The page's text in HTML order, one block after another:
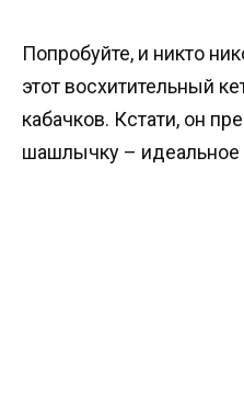
Попробуйте, и никто
этот восхитительный
кабачков. Кстати, он
шашлычку – идеальное